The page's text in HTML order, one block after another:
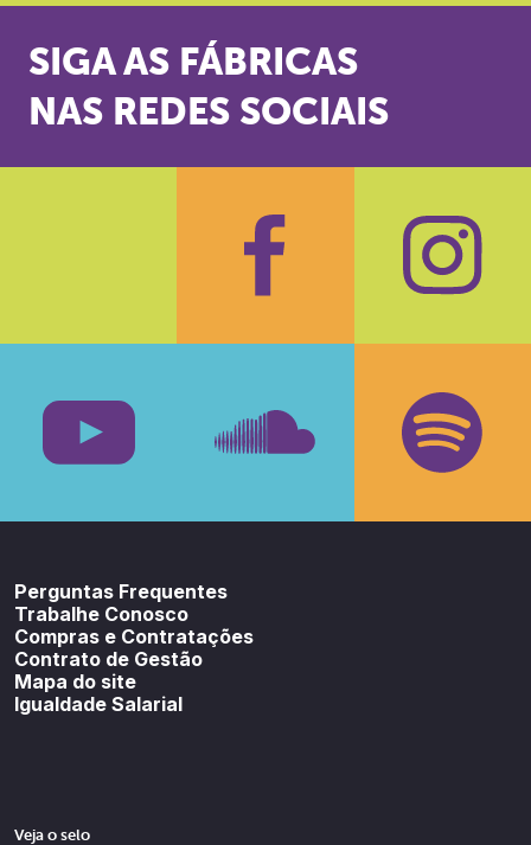
SIGA AS FÁBRICAS
NAS REDES SOCIAIS
Facebook
Perguntas Frequentes
Trabalhe Conosco
Compras e Contratações
Contrato de Gestão
Mapa do site
Igualdade Salarial
Veja o selo